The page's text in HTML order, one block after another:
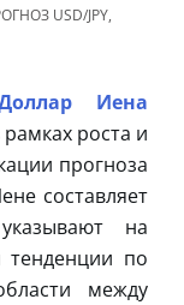
USD/JPY,
Иена
роста и
прогноза
составляет
на
тенденции по
между